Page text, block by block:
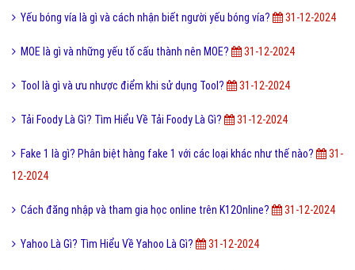
Yếu bóng vía là gì và cách nhận biết người yếu bóng vía? 31-12-2024
MOE là gì và những yếu tố cấu thành nên MOE? 31-12-2024
Tool là gì và ưu nhược điểm khi sử dụng Tool? 31-12-2024
Tải Foody Là Gì? Tìm Hiểu Về Tải Foody Là Gì? 31-12-2024
Fake 1 là gì? Phân biệt hàng fake 1 với các loại khác như thế nào?
31-
12-2024
Cách đăng nhập và tham gia học online trên K12Online? 31-12-2024
Yahoo Là Gì? Tìm Hiểu Về Yahoo Là Gì? 31-12-2024